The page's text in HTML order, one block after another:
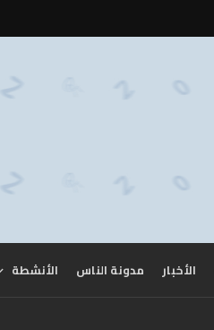
الأخبار مدونة الناس الأنشطة